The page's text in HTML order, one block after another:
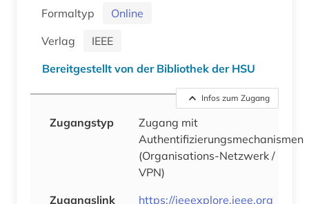
Formaltyp
Online
Verlag
IEEE
Bereitgestellt von der Bibliothek der HSU
Infos zum Zugang
Zugangstyp
Zugang mit
Authentifizierungsmechanismen
(Organisations-Netzwerk /
VPN)
Zugangslink
https://ieeexplore.ieee.org